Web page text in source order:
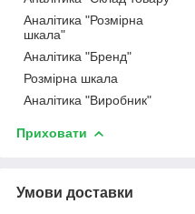
Аналітика "Розмірна
шкала"
Аналітика "Бренд"
Розмірна шкала
Аналітика "Виробник"
Приховати
Умови доставки